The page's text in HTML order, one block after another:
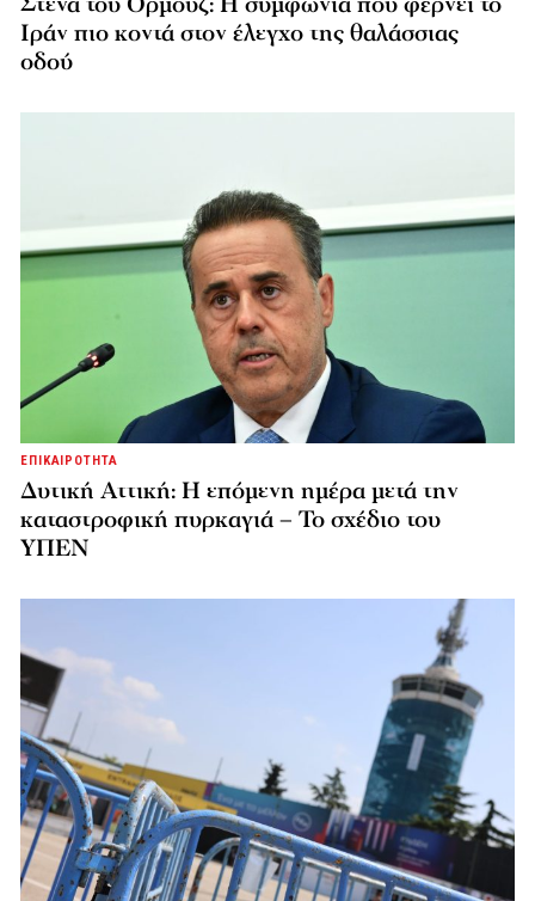
Ιράν πιο κοντά στον έλεγχο της θαλάσσιας
οδού
ΕΠΙΚΑΙΡΟΤΗΤΑ
Δυτική Αττική: Η επόμενη ημέρα μετά την
καταστροφική πυρκαγιά – Το σχέδιο του
ΥΠΕΝ